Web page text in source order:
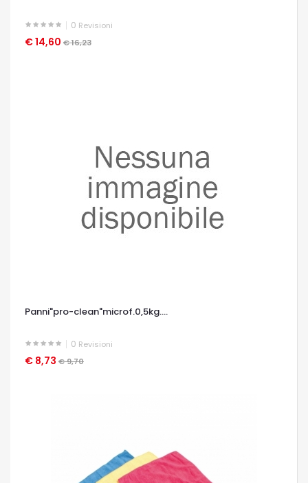
0 Revisioni
€ 14,60 € 16,23
OCCHIATA VELOCE
Panni"pro-clean"microf.0,5kg....
0 Revisioni
€ 8,73 € 9,70
OCCHIATA VELOCE